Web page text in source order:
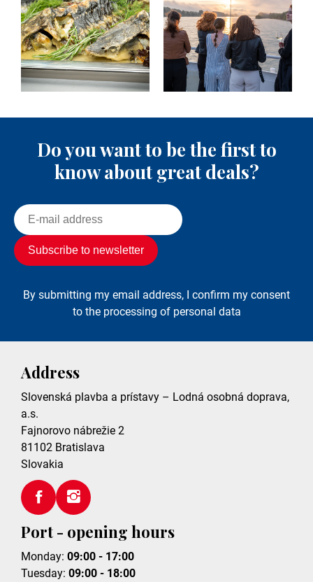
Do you want to be the first to
know about great deals?
By submitting my email address, I confirm my consent
to the processing of personal data
Address
Slovenská plavba a prístavy – Lodná osobná doprava,
a.s.
Fajnorovo nábrežie 2
81102 Bratislava
Slovakia
Port - opening hours
Monday: 09:00 - 17:00
Tuesday: 09:00 - 18:00